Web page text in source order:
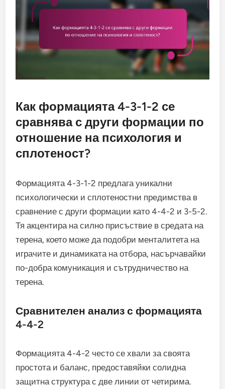
Как формацията 4-3-1-2 се
сравнява с други формации по
отношение на психология и
сплотеност?
Формацията 4-3-1-2 предлага уникални
психологически и сплотеностни предимства в
сравнение с други формации като 4-4-2 и 3-5-2.
Тя акцентира на силно присъствие в средата на
терена, което може да подобри менталитета на
играчите и динамиката на отбора, насърчавайки
по-добра комуникация и сътрудничество на
терена.
Сравнителен анализ с формацията
4-4-2
Формацията 4-4-2 често се хвали за своята
простота и баланс, предоставяйки солидна
защитна структура с две линии от четирима.